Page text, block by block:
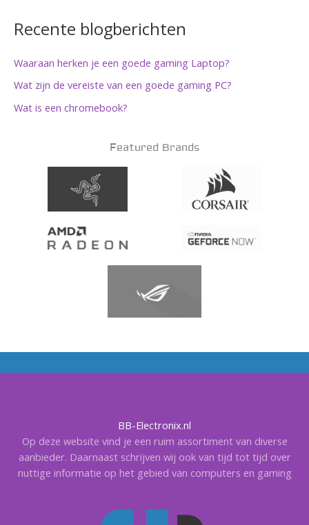
Recente blogberichten
Waaraan herken je een goede gaming Laptop?
Wat zijn de vereiste van een goede gaming PC?
Wat is een chromebook?
Featured Brands
BB-Electronix.nl
Op deze website vind je een ruim assortiment van diverse
aanbieder. Daarnaast schrijven wij ook van tijd tot tijd over
nuttige informatie op het gebied van computers en gaming